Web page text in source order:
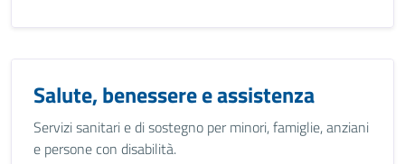
Salute, benessere e assistenza
Servizi sanitari e di sostegno per minori, famiglie, anziani
e persone con disabilità.